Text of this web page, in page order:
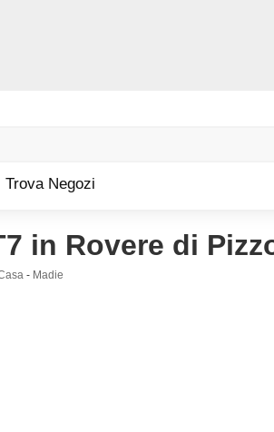
Trova Negozi
in Rovere di
- Madie